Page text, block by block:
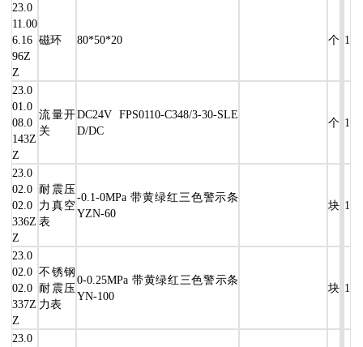
23.0
11.00
6.16
96Z
Z
磁环 80*50*20 个 1
23.0
01.0
08.0
143Z
Z
流量开
关
DC24V FPS0110-C348/3-30-SLE
D/DC
个 1
23.0
02.0
02.0
336Z
Z
耐震压
力真空
表
-0.1-0MPa 带黄绿红三色警示条
YZN-60
块 1
23.0
02.0
02.0
337Z
Z
不锈钢
耐震压
力表
0-0.25MPa 带黄绿红三色警示条
YN-100
块 1
23.0